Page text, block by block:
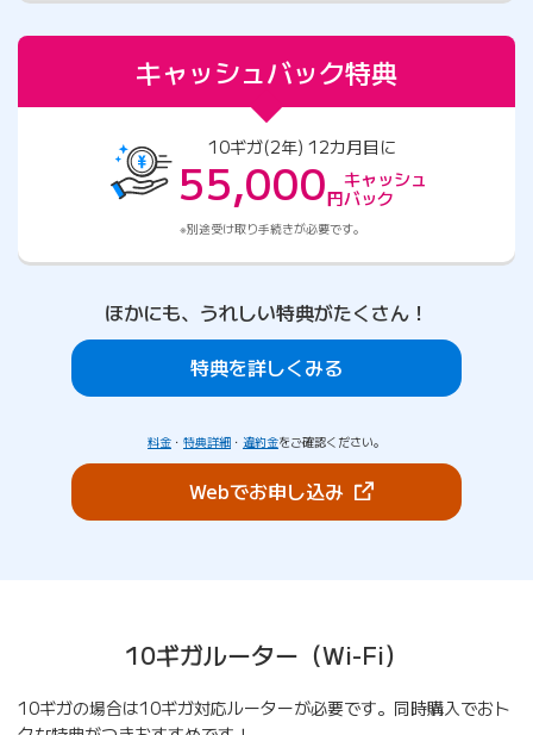
キャッシュバック特典
10ギガ(2年) 12カ月目に
55,000円
キャッシュ
バック
別途受け取り手続きが必要です。
ほかにも、うれしい特典がたくさん！
特典を詳しくみる
料金 ・ 特典詳細 ・ 違約金をご確認ください。
Webでお申し込み（新しいタブで開き
10ギガルーター（Wi-Fi）
10ギガの場合は10ギガ対応ルーターが必要です。同時購入でおト